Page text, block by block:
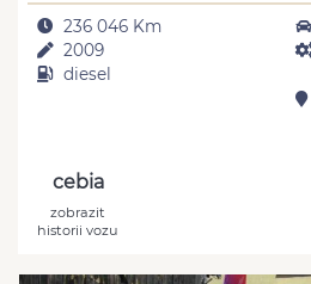
236 046 Km
2009
diesel
cebia
zobrazit
historii vozu